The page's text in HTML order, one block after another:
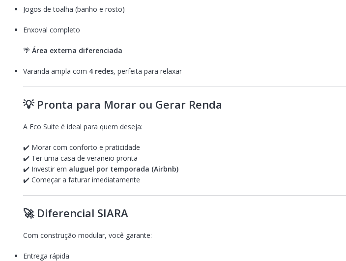
Jogos de toalha (banho e rosto)
Enxoval completo
🌴 Área externa diferenciada
Varanda ampla com 4 redes, perfeita para relaxar
💡 Pronta para Morar ou Gerar Renda
A Eco Suite é ideal para quem deseja:
✔️ Morar com conforto e praticidade
✔️ Ter uma casa de veraneio pronta
✔️ Investir em aluguel por temporada (Airbnb)
✔️ Começar a faturar imediatamente
🚀 Diferencial SIARA
Com construção modular, você garante:
Entrega rápida